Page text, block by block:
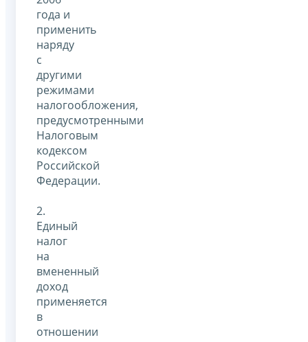
года и
применить
наряду
с
другими
режимами
налогообложения,
предусмотренными
Налоговым
кодексом
Российской
Федерации.
2.
Единый
налог
на
вмененный
доход
применяется
в
отношении